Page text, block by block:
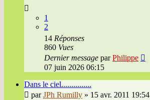
1
2
14 Réponses
860 Vues
Dernier message parPhilippe
07 juin 2026 06:15
Dans le ciel...............
parJPh Rumilly » 15 avr. 2011 19:54